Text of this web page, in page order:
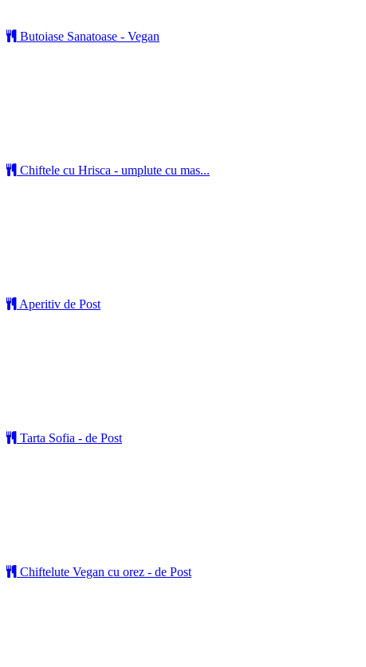
Butoiase Sanatoase - Vegan
Chiftele cu Hrisca - umplute cu mas...
Aperitiv de Post
Tarta Sofia - de Post
Chiftelute Vegan cu orez - de Post